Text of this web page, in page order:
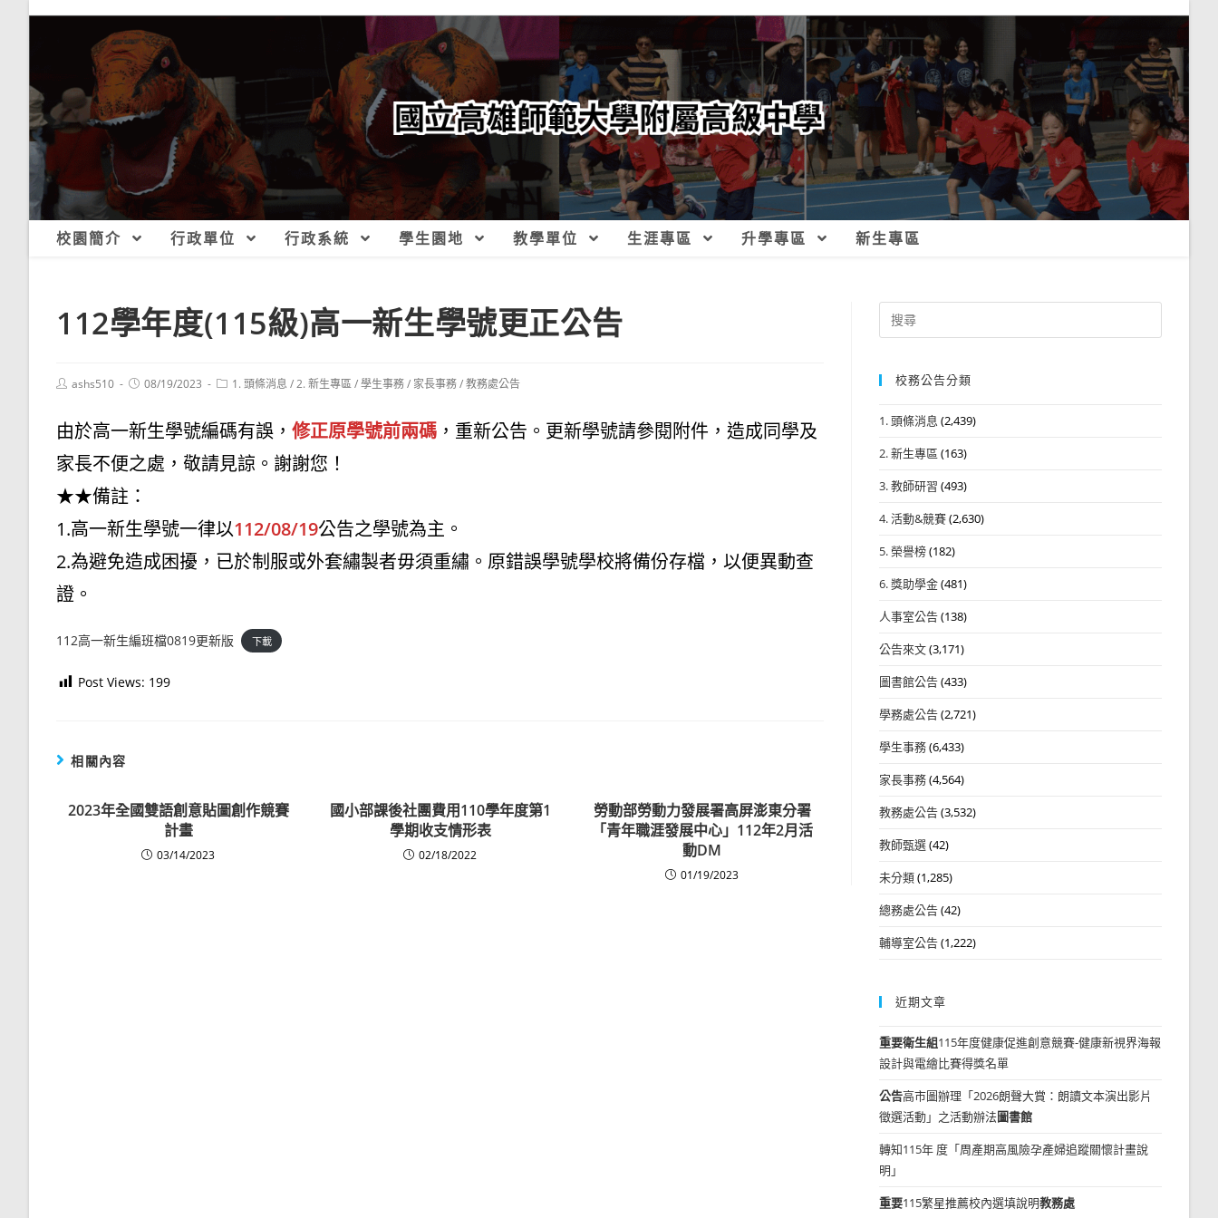
校園簡介 行政單位 行政系統 學生園地 教學單位 生涯專區 升學專區 新生專區
112學年度(115級)高一新生學號更正公告
Postashs510
Post08/19/2023
Post1. 頭條消息 /2. 新生專區/學生事務/ 家長事務/教務處公告
由於高一新生學號編碼有誤， 修正原學號前兩碼 ，重新公告。更新學號請參閱附件，造成同學及
家長不便之處，敬請見諒。謝謝您！
★★備註：
1.高一新生學號一律以112/08/19公告之學號為主。
2.為避免造成困擾，已於制服或外套繡製者毋須重繡。原錯誤學號學校將備份存檔，以便異動查
證。
112高一新生編班檔0819更新版 下載
Post Views: 199
相關內容
2023年全國雙語創意貼圖創作競賽
計畫
03/14/2023
國小部課後社團費用110學年度第1
學期收支情形表
02/18/2022
勞動部勞動力發展署高屏澎東分署
「青年職涯發展中心」112年2月活
動DM
01/19/2023
Search
for:
校務公告分類
1. 頭條消息 (2,439)
2. 新生專區 (163)
3. 教師研習 (493)
4. 活動&競賽(2,630)
5. 榮譽榜(182)
6. 獎助學金(481)
人事室公告(138)
公告來文(3,171)
圖書館公告(433)
學務處公告(2,721)
學生事務(6,433)
家長事務(4,564)
教務處公告(3,532)
教師甄選(42)
未分類(1,285)
總務處公告(42)
輔導室公告(1,222)
近期文章
重要衛生組115年度健康促進創意競賽-健康新視界海報
設計與電繪比賽得獎名單
公告高市圖辦理「2026朗聲大賞：朗讀文本演出影片
徵選活動」之活動辦法圖書館
轉知115年 度「周產期高風險孕產婦追蹤關懷計畫說
明」
重要115繁星推薦校內選填說明教務處